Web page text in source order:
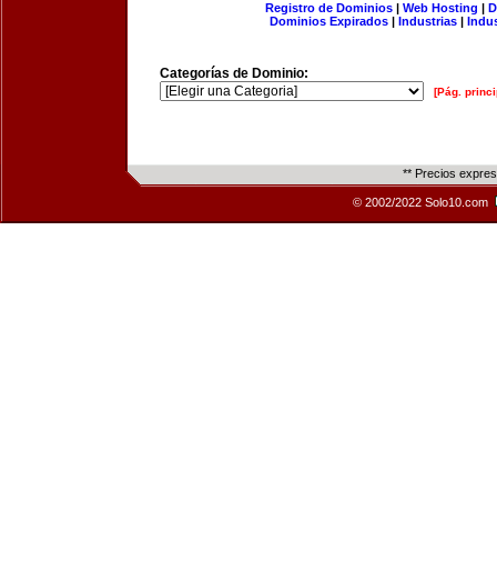
Registro de Dominios| Web Hosting |
Dominios Expirados | Industrias |
Categorías de Dominio:
[Pág.
** Precios
© 2002/2022 Solo10.com